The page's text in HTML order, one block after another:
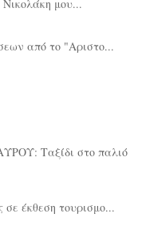
μου...
από το "Αριστο...
Ταξίδι στο παλιό
έκθεση τουρισμο...